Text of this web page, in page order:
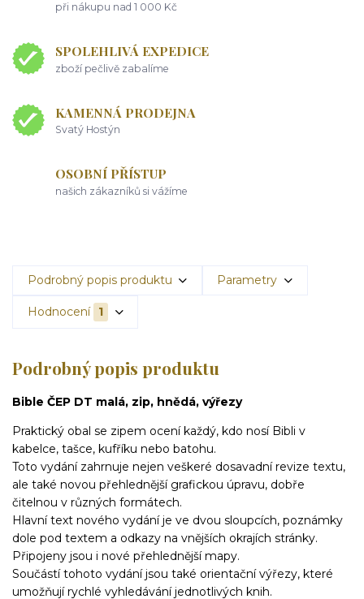
při nákupu nad 1 000 Kč
SPOLEHLIVÁ EXPEDICE
zboží pečlivě zabalíme
KAMENNÁ PRODEJNA
Svatý Hostýn
OSOBNÍ PŘÍSTUP
našich zákazníků si vážíme
Podrobný popis produktu Parametry
Hodnocení 1
Podrobný popis produktu
Bible ČEP DT malá, zip, hnědá, výřezy
Praktický obal se zipem ocení každý, kdo nosí Bibli v
kabelce, tašce, kufříku nebo batohu.
Toto vydání zahrnuje nejen veškeré dosavadní revize textu,
ale také novou přehlednější grafickou úpravu, dobře
čitelnou v různých formátech.
Hlavní text nového vydání je ve dvou sloupcích, poznámky
dole pod textem a odkazy na vnějších okrajích stránky.
Připojeny jsou i nové přehlednější mapy.
Součástí tohoto vydání jsou také orientační výřezy, které
umožňují rychlé vyhledávání jednotlivých knih.